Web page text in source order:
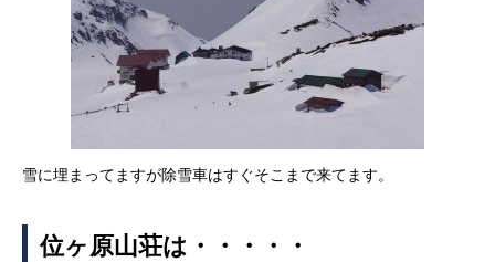
雪に埋まってますが除雪車はすぐそこまで来てます。
位ヶ原山荘は・・・・・